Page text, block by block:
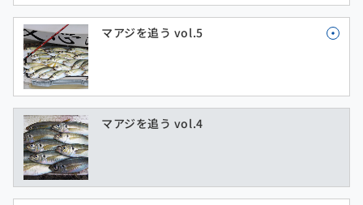
マアジを追う vol.5
マアジを追う vol.4